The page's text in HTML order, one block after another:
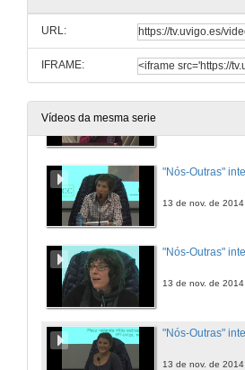
URL:
IFRAME:
Vídeos da mesma serie
13 de nov. de 2014
13 de nov. de 2014
13 de nov. de 2014